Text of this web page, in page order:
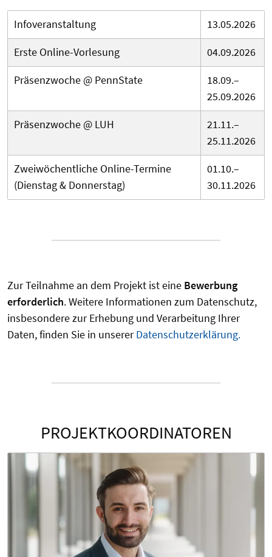
Infoveranstaltung
13.05.2026
Erste Online-Vorlesung
04.09.2026
Präsenzwoche @ PennState
18.09.–
25.09.2026
Präsenzwoche @ LUH
21.11.–
25.11.2026
Zweiwöchentliche Online-Termine
(Dienstag & Donnerstag)
01.10.–
30.11.2026
Zur Teilnahme an dem Projekt ist eine Bewerbung
erforderlich. Weitere Informationen zum Datenschutz,
insbesondere zur Erhebung und Verarbeitung Ihrer
Daten, finden Sie in unsererDatenschutzerklärung.
PROJEKTKOORDINATOREN